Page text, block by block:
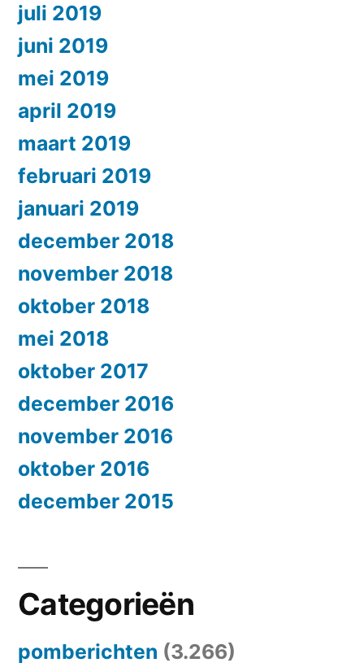
juli 2019
juni 2019
mei 2019
april 2019
maart 2019
februari 2019
januari 2019
december 2018
november 2018
oktober 2018
mei 2018
oktober 2017
december 2016
november 2016
oktober 2016
december 2015
Categorieën
pomberichten (3.266)